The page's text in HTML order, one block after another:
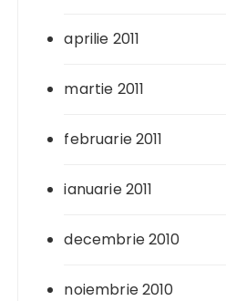
aprilie 2011
martie 2011
februarie 2011
ianuarie 2011
decembrie 2010
noiembrie 2010